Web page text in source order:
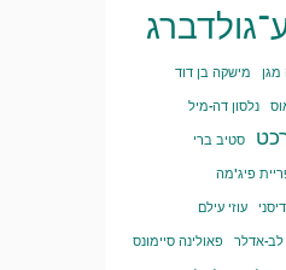
מגן
מישקה בן דוד
נלסון דה-מיל
סטיב ברי
פיג'מה
עוזי עילם
לב-אדלר
פאולינה סיימונס